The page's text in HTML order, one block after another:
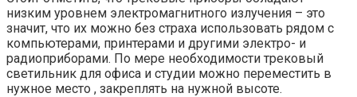
низким уровнем электромагнитного излучения – это
значит, что их можно без страха использовать рядом с
компьютерами, принтерами и другими электро- и
радиоприборами. По мере необходимости трековый
светильник для офиса и студии можно переместить в
нужное место , закреплять на нужной высоте.